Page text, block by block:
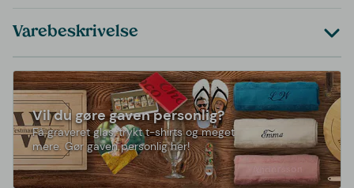
Varebeskrivelse
Vil du gøre gaven personlig?
Få graveret glas, trykt t-shirts og meget
mere. Gør gaven personlig her!